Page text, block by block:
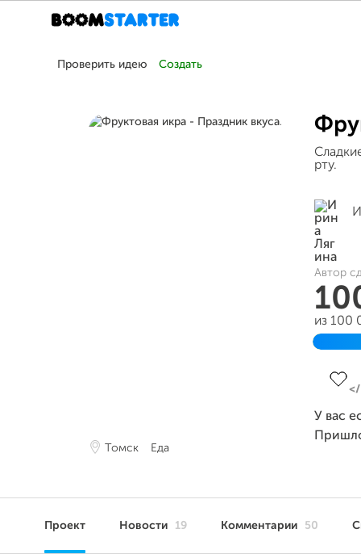
Проверить идею Создать
Томск Еда
рту.
Автор
из 100
У вас
Проект Новости 19 Комментарии 50